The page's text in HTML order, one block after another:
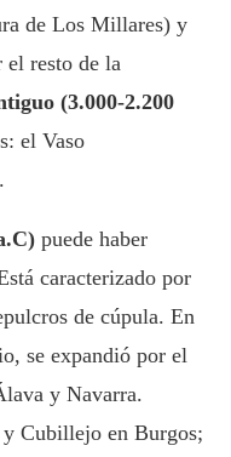
de Los Millares) y
el resto de la
(3.000-2.200
el Vaso
puede haber
caracterizado por
de cúpula. En
se expandió por el
y Navarra.
y Cubillejo en Burgos;